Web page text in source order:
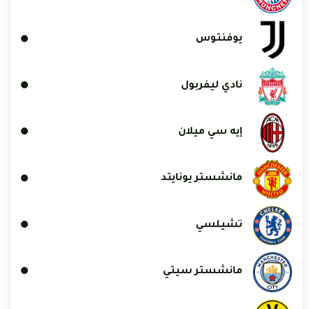
يوفنتوس
نادي ليفربول
إيه سي ميلان
مانشستر يونايتد
تشيلسي
مانشستر سيتي